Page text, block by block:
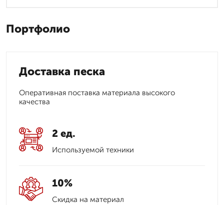
Портфолио
Доставка песка
Оперативная поставка материала высокого
качества
2 ед.
Используемой техники
10%
Скидка на материал